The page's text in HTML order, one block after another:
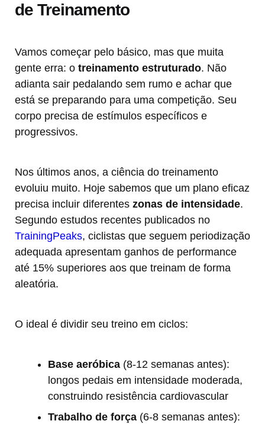
de Treinamento
Vamos começar pelo básico, mas que muita
gente erra: o treinamento estruturado. Não
adianta sair pedalando sem rumo e achar que
está se preparando para uma competição. Seu
corpo precisa de estímulos específicos e
progressivos.
Nos últimos anos, a ciência do treinamento
evoluiu muito. Hoje sabemos que um plano eficaz
precisa incluir diferentes zonas de intensidade.
Segundo estudos recentes publicados no
TrainingPeaks, ciclistas que seguem periodização
adequada apresentam ganhos de performance
até 15% superiores aos que treinam de forma
aleatória.
O ideal é dividir seu treino em ciclos:
Base aeróbica (8-12 semanas antes):
longos pedais em intensidade moderada,
construindo resistência cardiovascular
Trabalho de força (6-8 semanas antes):